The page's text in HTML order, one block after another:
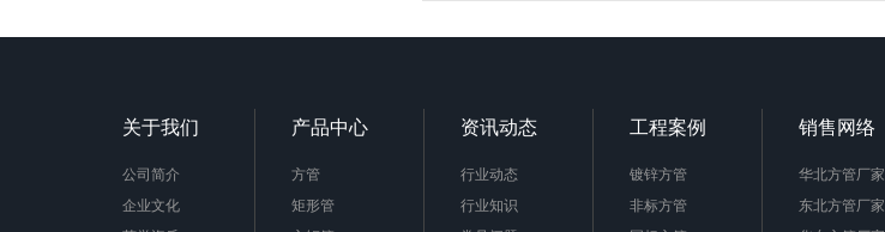
关于我们
公司简介
企业文化
产品中心
方管
矩形管
资讯动态
行业动态
行业知识
工程案例
镀锌方管
非标方管
销售网络
华北方管厂家
东北方管厂家